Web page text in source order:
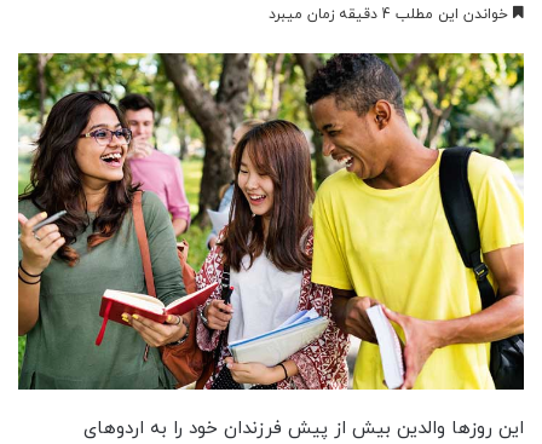
خواندن این مطلب 4 دقیقه زمان میبرد
این روزها والدین بیش از پیش فرزندان خود را به اردوهای